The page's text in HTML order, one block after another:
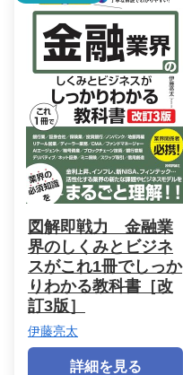
図解即戦力 金融業
界のしくみとビジネ
スがこれ1冊でしっか
りわかる教科書［改
訂3版］
伊藤亮太
詳細を見る